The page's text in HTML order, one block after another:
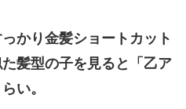
り金髪ショートカット
髪型の子を見ると「乙ア
い。